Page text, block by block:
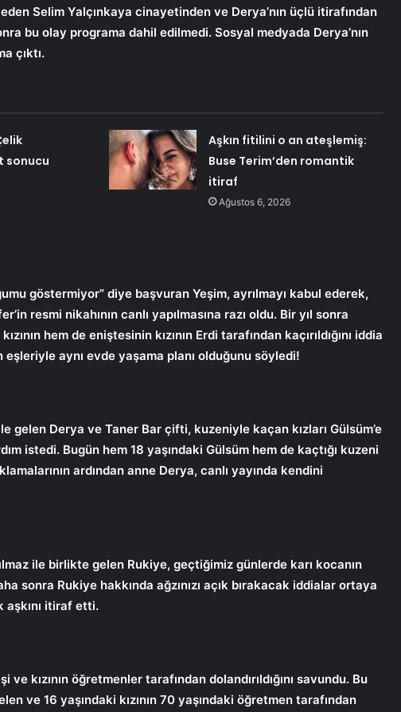
Selim Yalçınkaya cinayetinden ve Derya’nın üçlü itirafından
bu olay programa dahil edilmedi. Sosyal medyada Derya’nın
çıktı.
sonucu
Aşkın fitilini o an ateşlemiş:
Buse Terim’den romantik
itiraf
Ağustos 6, 2026
göstermiyor” diye başvuran Yeşim, ayrılmayı kabul ederek,
resmi nikahının canlı yapılmasına razı oldu. Bir yıl sonra
hem de eniştesinin kızının Erdi tarafından kaçırıldığını iddia
eşleriyle aynı evde yaşama planı olduğunu söyledi!
gelen Derya ve Taner Bar çifti, kuzeniyle kaçan kızları Gülsüm’e
istedi. Bugün hem 18 yaşındaki Gülsüm hem de kaçtığı kuzeni
ardından anne Derya, canlı yayında kendini
ile birlikte gelen Rukiye, geçtiğimiz günlerde karı kocanın
sonra Rukiye hakkında ağzınızı açık bırakacak iddialar ortaya
aşkını itiraf etti.
ve kızının öğretmenler tarafından dolandırıldığını savundu. Bu
ve 16 yaşındaki kızının 70 yaşındaki öğretmen tarafından